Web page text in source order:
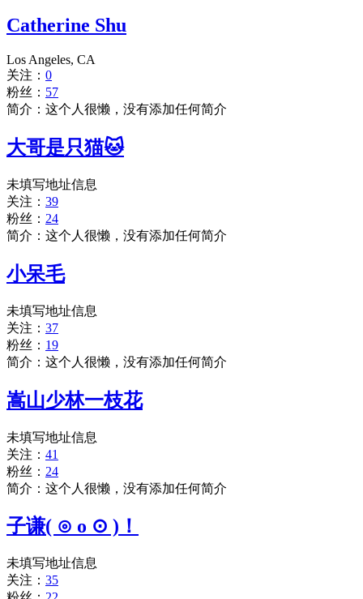
Catherine Shu
Los Angeles, CA
关注： 0
粉丝： 57
简介：这个人很懒，没有添加任何简介
大哥是只猫🐱
未填写地址信息
关注： 39
粉丝： 24
简介：这个人很懒，没有添加任何简介
小呆毛
未填写地址信息
关注： 37
粉丝： 19
简介：这个人很懒，没有添加任何简介
嵩山少林一枝花
未填写地址信息
关注： 41
粉丝： 24
简介：这个人很懒，没有添加任何简介
子谦( ⊙ o ⊙ )！
未填写地址信息
关注： 35